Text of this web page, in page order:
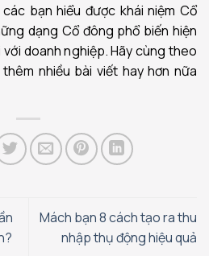
bạn hiểu được khái niệm Cổ
dạng Cổ đông phổ biến hiện
doanh nghiệp. Hãy cùng theo
nhiều bài viết hay hơn nữa
Mách bạn 8 cách tạo ra thu
nhập thụ động hiệu quả